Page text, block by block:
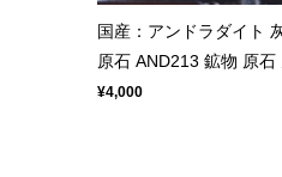
国産：アンドラダイト
原石 AND213 鉱物 原石
¥4,000